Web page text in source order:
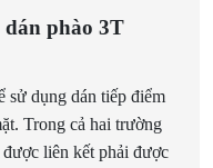
dán phào 3T
sử dụng dán tiếp điểm
Trong cả hai trường
được liên kết phải được